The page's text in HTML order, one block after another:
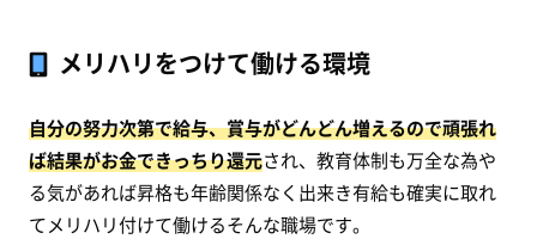
メリハリをつけて働ける環境
自分の努力次第で給与、賞与がどんどん増えるので頑張れ
ば結果がお金できっちり還元され、教育体制も万全な為や
る気があれば昇格も年齢関係なく出来き有給も確実に取れ
てメリハリ付けて働けるそんな職場です。